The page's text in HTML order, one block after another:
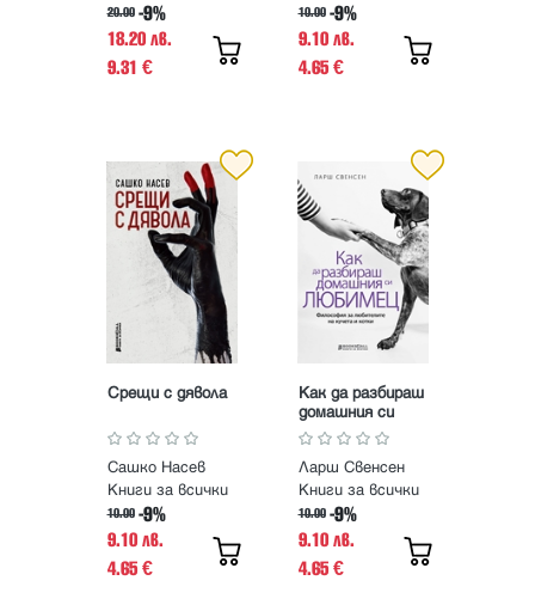
20.00 -9%
18.20 лв.
9.31 €
10.00 -9%
9.10 лв.
4.65 €
Срещи с дявола
Сашко Насев
Книги за всички
10.00 -9%
9.10 лв.
4.65 €
Как да разбираш
домашния си
любимец?
Ларш Свенсен
Книги за всички
10.00 -9%
9.10 лв.
4.65 €